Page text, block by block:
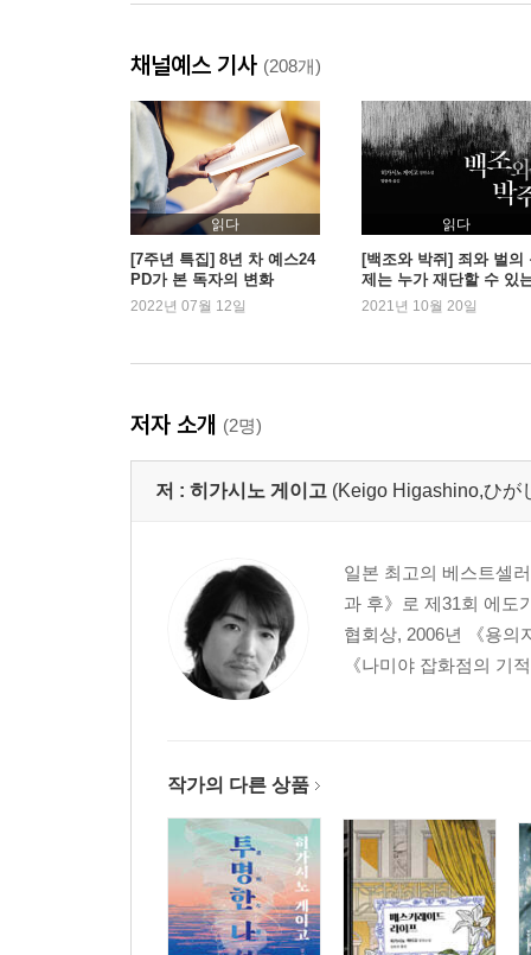
채널예스 기사 (208개)
읽다
[7주년 특집] 8년 차 예스24
PD가 본 독자의 변화
2022년 07월 12일
읽다
[백조와 박쥐] 죄와 벌의
제는 누가 재단할 수 있
2021년 10월 20일
저자 소개 (2명)
저 : 히가시노 게이고 (Keigo Higashino,ひが
일본 최고의 베스트셀
과 후》로 제31회 에도
협회상, 2006년 《용의
《나미야 잡화점의 기
작가의 다른 상품